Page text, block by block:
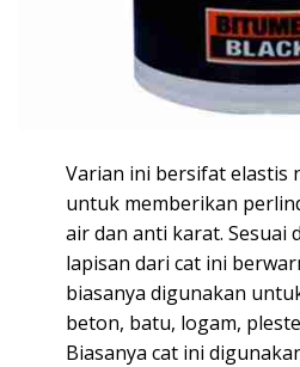
Varian ini bersifat elastis
untuk memberikan
air dan anti karat. Sesuai
lapisan dari cat ini
biasanya digunakan
beton, batu, logam,
Biasanya cat ini